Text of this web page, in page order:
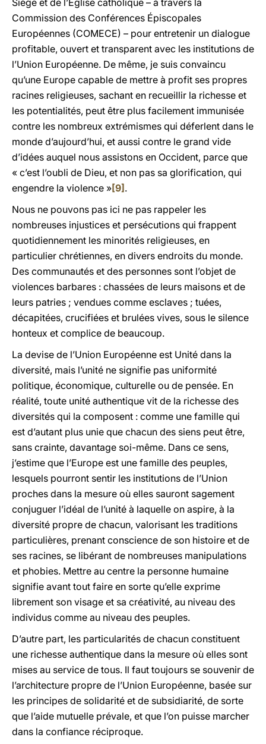
Siège et de l’Église catholique – à travers la
Commission des Conférences Épiscopales
Européennes (COMECE) – pour entretenir un dialogue
profitable, ouvert et transparent avec les institutions de
l’Union Européenne. De même, je suis convaincu
qu’une Europe capable de mettre à profit ses propres
racines religieuses, sachant en recueillir la richesse et
les potentialités, peut être plus facilement immunisée
contre les nombreux extrémismes qui déferlent dans le
monde d’aujourd’hui, et aussi contre le grand vide
d’idées auquel nous assistons en Occident, parce que
« c’est l’oubli de Dieu, et non pas sa glorification, qui
engendre la violence »[9] .
Nous ne pouvons pas ici ne pas rappeler les
nombreuses injustices et persécutions qui frappent
quotidiennement les minorités religieuses, en
particulier chrétiennes, en divers endroits du monde.
Des communautés et des personnes sont l’objet de
violences barbares : chassées de leurs maisons et de
leurs patries ; vendues comme esclaves ; tuées,
décapitées, crucifiées et brulées vives, sous le silence
honteux et complice de beaucoup.
La devise de l’Union Européenne est Unité dans la
diversité, mais l’unité ne signifie pas uniformité
politique, économique, culturelle ou de pensée. En
réalité, toute unité authentique vit de la richesse des
diversités qui la composent : comme une famille qui
est d’autant plus unie que chacun des siens peut être,
sans crainte, davantage soi-même. Dans ce sens,
j’estime que l’Europe est une famille des peuples,
lesquels pourront sentir les institutions de l’Union
proches dans la mesure où elles sauront sagement
conjuguer l’idéal de l’unité à laquelle on aspire, à la
diversité propre de chacun, valorisant les traditions
particulières, prenant conscience de son histoire et de
ses racines, se libérant de nombreuses manipulations
et phobies. Mettre au centre la personne humaine
signifie avant tout faire en sorte qu’elle exprime
librement son visage et sa créativité, au niveau des
individus comme au niveau des peuples.
D’autre part, les particularités de chacun constituent
une richesse authentique dans la mesure où elles sont
mises au service de tous. Il faut toujours se souvenir de
l’architecture propre de l’Union Européenne, basée sur
les principes de solidarité et de subsidiarité, de sorte
que l’aide mutuelle prévale, et que l’on puisse marcher
dans la confiance réciproque.